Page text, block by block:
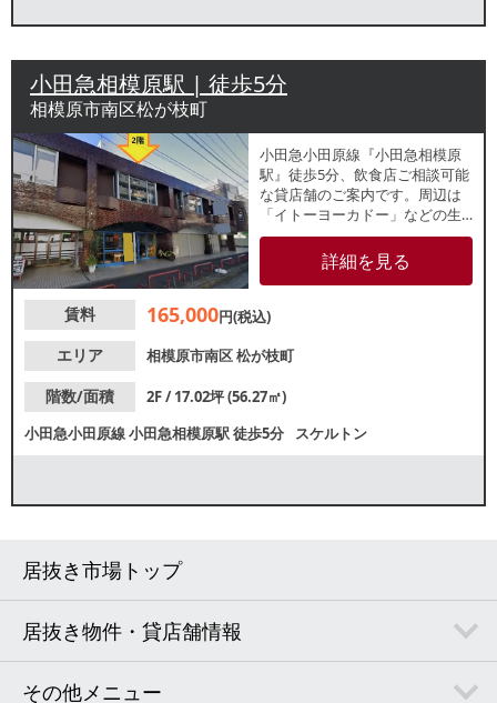
小田急相模原駅 | 徒歩5分
相模原市南区松が枝町
小田急小田原線『小田急相模原
駅』徒歩5分、飲食店ご相談可能
な貸店舗のご案内です。周辺は
「イトーヨーカドー」などの生
活必需品店や幅広い業種の飲食
店があり、住宅も広がっている
ため地域住民を中心とした集客
ードまでお問い合わせくださ
詳細を見る
賃料 165,000円(税込)
エリア
相模原市南区松が枝町
階数/面積
2F / 17.02坪 (56.27㎡)
小田急小田原線小田急相模原駅徒歩5分 スケルトン
居抜き市場トップ
居抜き物件・貸店舗情報
その他メニュー